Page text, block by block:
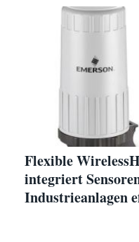
Flexible
integriert
Industrieanlagen